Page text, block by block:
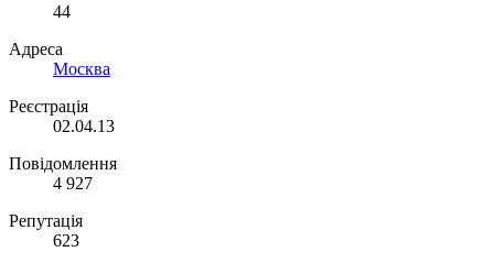
44
Адреса
Москва
Реєстрація
02.04.13
Повідомлення
4 927
Репутація
623